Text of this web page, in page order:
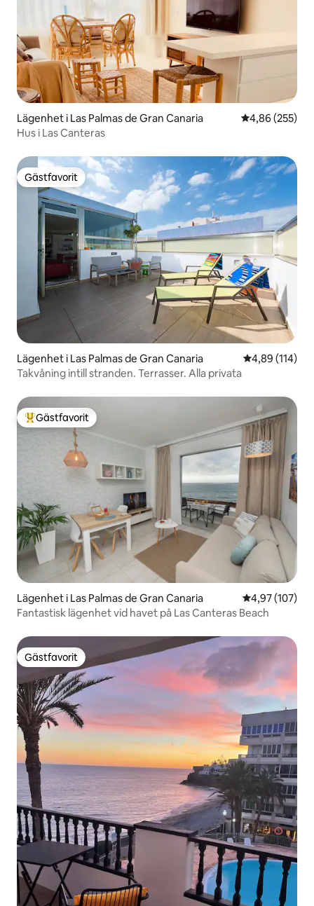
Lägenhet i Las Palmas de Gran Canaria 4,86 av 5 i
4,86 (255)
Hus i Las Canteras
Gästfavorit
Gästfavorit
Lägenhet i Las Palmas de Gran Canaria 4,89 av 5 i
4,89 (114)
Takvåning intill stranden. Terrasser. Alla privata
Populär gästfavorit
Gästfavorit
Lägenhet i Las Palmas de Gran Canaria 4,97 av 5 i
4,97 (107)
Fantastisk lägenhet vid havet på Las Canteras Beach
Gästfavorit
Gästfavorit